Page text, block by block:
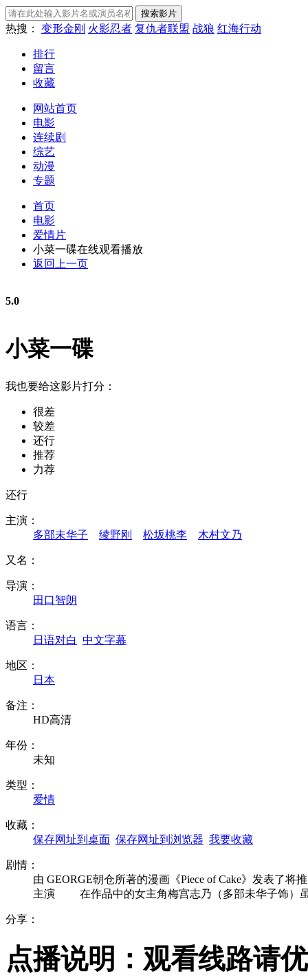
热搜： 变形金刚 火影忍者 复仇者联盟 战狼 红海行动
排行
留言
收藏
网站首页
电影
连续剧
综艺
动漫
专题
首页
电影
爱情片
小菜一碟在线观看播放
返回上一页
5.0
小菜一碟
我也要给这影片打分：
很差
较差
还行
推荐
力荐
还行
主演：
多部未华子
绫野刚 松坂桃李 木村文乃
又名：
导演：
田口智朗
语言：
日语对白 中文字幕
地区：
日本
备注：
HD高清
年份：
未知
类型：
爱情
收藏：
保存网址到桌面 保存网址到浏览器 我要收藏
剧情：
由 GEORGE朝仓所著的漫画《Piece of Cake》发表了
主演 在作品中的女主角梅宫志乃（多部未华子饰）
分享：
点播说明 ：观看线路请